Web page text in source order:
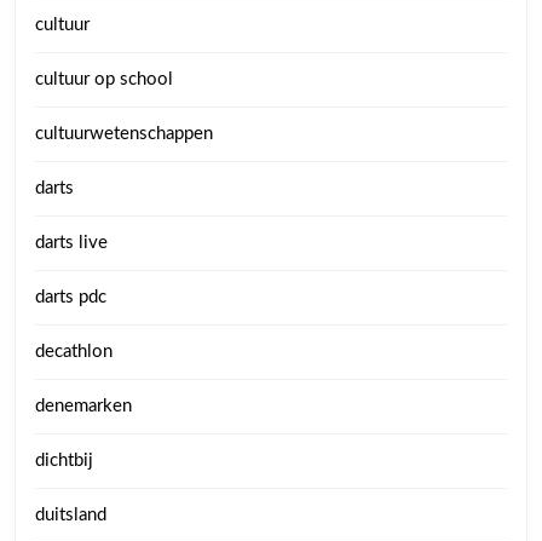
cultuur
cultuur op school
cultuurwetenschappen
darts
darts live
darts pdc
decathlon
denemarken
dichtbij
duitsland